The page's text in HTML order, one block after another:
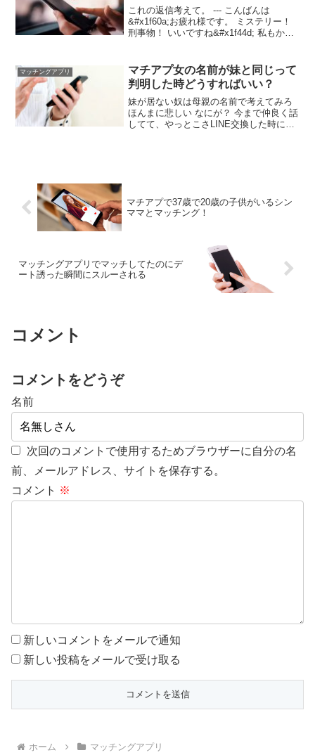
これの返信考えて。 --- こんばんは
&#x1f60a;お疲れ様です。 ミステリー！
刑事物！ いいですね&#x1f44d; 私もかな
りましたもんね&#x1f3ac;
マッチングアプリ
マチアプ女の名前が妹と同じって
判明した時どうすればいい？
妹が居ない奴は母親の名前で考えてみろ
ほんまに悲しい なにが？ 今まで仲良く話
してて、やっとこさLINE交換した時に名
マチアプで37歳で20歳の子供がいるシン
ママとマッチング！
マッチングアプリでマッチしてたのにデ
ート誘った瞬間にスルーされる
コメント
コメントをどうぞ
名前
次回のコメントで使用するためブラウザーに自分の名
前、メールアドレス、サイトを保存する。
コメント ※
新しいコメントをメールで通知
新しい投稿をメールで受け取る
ホーム マッチングアプリ